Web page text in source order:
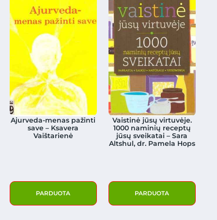
Ajurveda-menas pažinti
save – Ksavera
Vaištarienė
PARDUOTA
Vaistinė jūsų virtuvėje.
1000 naminių receptų
jūsų sveikatai – Sara
Altshul, dr. Pamela Hops
PARDUOTA